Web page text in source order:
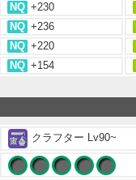
NQ +230
NQ +236
NQ +220
NQ +154
クラフター Lv90~